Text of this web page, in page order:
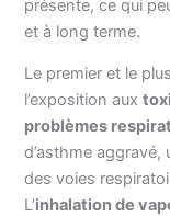
présente, ce qui
et à long terme.
Le premier et le
l’exposition aux
problèmes
d’asthme
des voies
L’inhalation de